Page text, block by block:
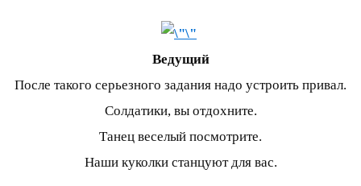
Ведущий
После такого серьезного задания надо устроить привал.
Солдатики, вы отдохните.
Танец веселый посмотрите.
Наши куколки станцуют для вас.